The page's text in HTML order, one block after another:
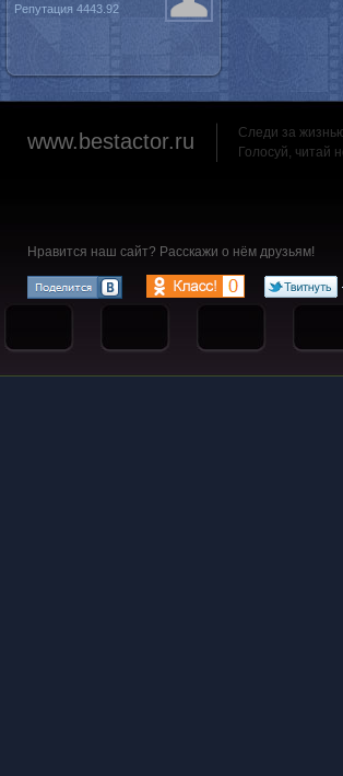
Репутация 4443.92
www.bestactor.ru
Следи за
Голосуй, читай
Нравится наш сайт? Расскажи о нём друзьям!